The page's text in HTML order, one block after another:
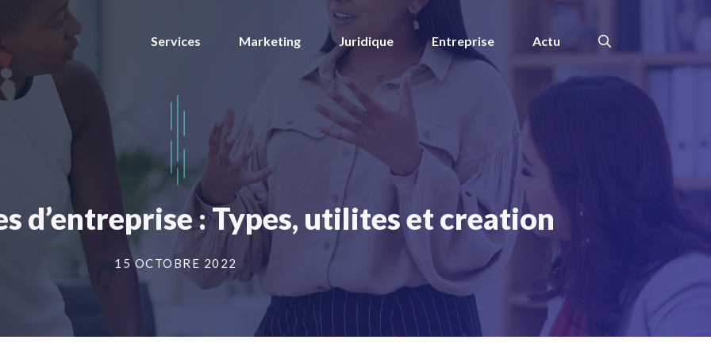
Services Marketing Juridique Entreprise Actu
d’entreprise : Types, utilites et creation
15 OCTOBRE 2022